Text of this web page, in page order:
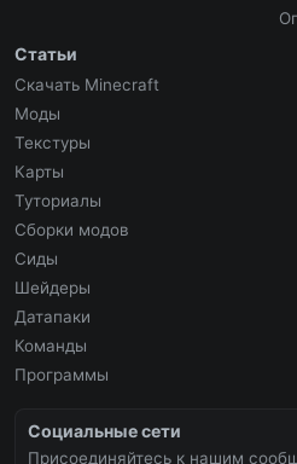
Статьи
Скачать Minecraft
Моды
Текстуры
Карты
Туториалы
Сборки модов
Сиды
Шейдеры
Датапаки
Команды
Программы
Социальные сети
Присоединяйтесь к нашим